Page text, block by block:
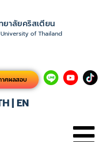
ยาลัยคริสเตียน
of Thailand
าศผลสอบ
| EN